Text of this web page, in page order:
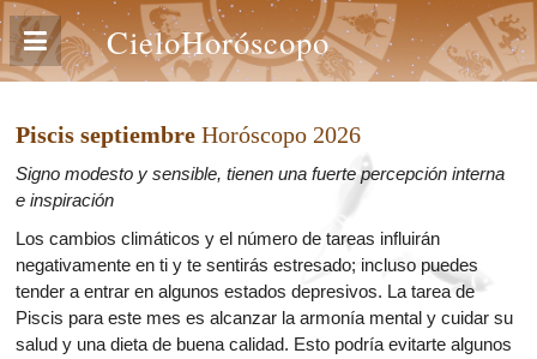
CieloHoróscopo
Piscis septiembre Horóscopo 2026
Signo modesto y sensible, tienen una fuerte percepción interna
e inspiración
Los cambios climáticos y el número de tareas influirán
negativamente en ti y te sentirás estresado; incluso puedes
tender a entrar en algunos estados depresivos. La tarea de
Piscis para este mes es alcanzar la armonía mental y cuidar su
salud y una dieta de buena calidad. Esto podría evitarte algunos